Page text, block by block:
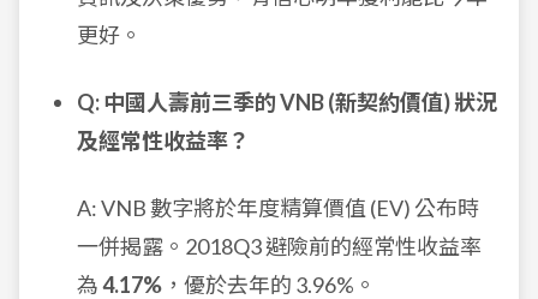
更好。
Q: 中國人壽前三季的 VNB (新契約價值) 狀況
及經常性收益率？
A: VNB 數字將於年度精算價值 (EV) 公布時
一併揭露。2018Q3 避險前的經常性收益率
為4.17% ，優於去年的 3.96%。